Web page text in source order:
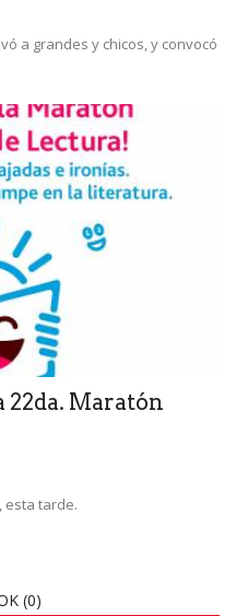
a grandes y chicos, y convocó
22da. Maratón
esta tarde.
(0)